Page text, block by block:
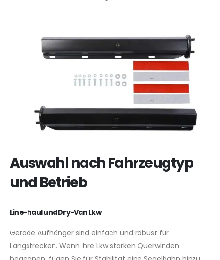
Auswahl nach Fahrzeugtyp
und Betrieb
Line-haul und Dry-Van Lkw
Gerade Aufhänger sind einfach und robust für
Langstrecken. Wenn Ihre Lkw starken Querwinden